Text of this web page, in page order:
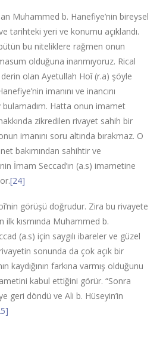
Muhammed b. Hanefiye’nin bireysel
tarihteki yeri ve konumu açıklandı.
bu niteliklere rağmen onun
olduğuna inanmıyoruz. Rical
olan Ayetullah Hoî (r.a) şöyle
imanını ve inancını
bulamadım. Hatta onun imamet
zikredilen rivayet sahih bir
imanını soru altında bırakmaz. O
bakımından sahihtir ve
İmam Seccad’ın (a.s) imametine
[24]
görüşü doğrudur. Zira bu rivayete
ilk kısmında Muhammed b.
(a.s) için saygılı ibareler ve güzel
sonunda da çok açık bir
kaydığının farkına varmış olduğunu
kabul ettiğini görür. “Sonra
geri döndü ve Ali b. Hüseyin’in